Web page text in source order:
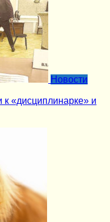
Новости
«дисциплинарке» и